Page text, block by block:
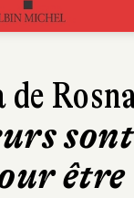
O'Rawe
à